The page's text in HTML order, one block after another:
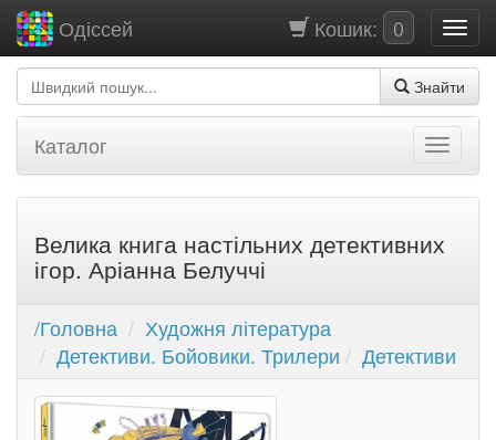
Кошик: 0
Одіссей
Знайти
Каталог
Велика книга настільних детективних
ігор. Аріанна Белуччі
/Головна
Художня література
Детективи. Бойовики. Трилери
Детективи